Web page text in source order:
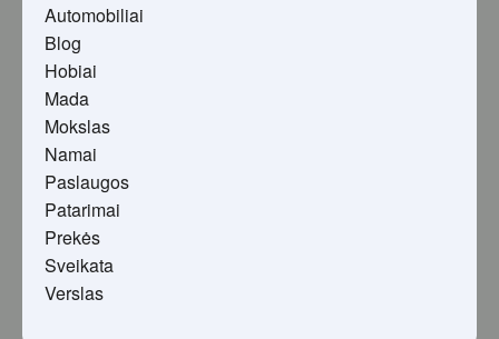
Automobiliai
Blog
Hobiai
Mada
Mokslas
Namai
Paslaugos
Patarimai
Prekės
Sveikata
Verslas